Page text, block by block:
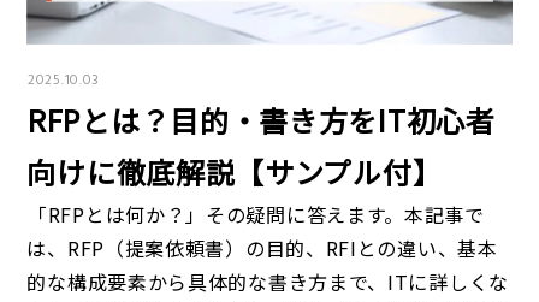
2025.10.03
RFPとは？目的・書き方をIT初心者
向けに徹底解説【サンプル付】
「RFPとは何か？」その疑問に答えます。本記事で
は、RFP（提案依頼書）の目的、RFIとの違い、基本
的な構成要素から具体的な書き方まで、ITに詳しくな